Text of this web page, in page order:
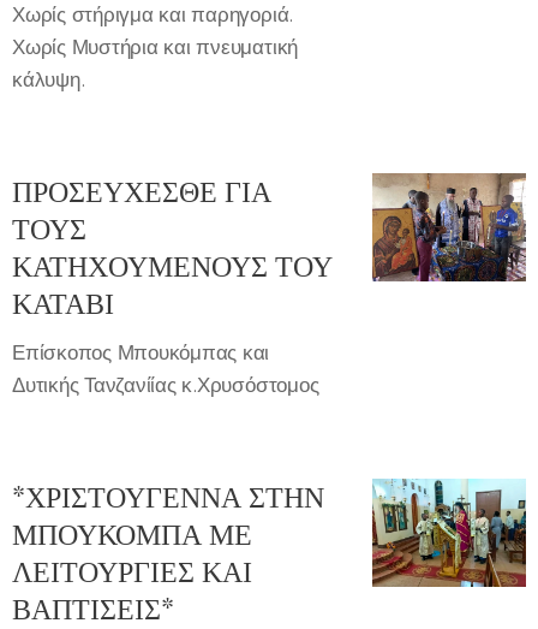
Χωρίς στήριγμα και παρηγοριά.
Χωρίς Μυστήρια και πνευματική
κάλυψη.
ΠΡΟΣΕΥΧΕΣΘΕ ΓΙΑ
ΤΟΥΣ
ΚΑΤΗΧΟΥΜΕΝΟΥΣ ΤΟΥ
ΚΑΤΑΒΙ
Επίσκοπος Μπουκόμπας και
Δυτικής Τανζανίίας κ.Χρυσόστομος
*ΧΡΙΣΤΟΥΓΕΝΝΑ ΣΤΗΝ
ΜΠΟΥΚΟΜΠΑ ΜΕ
ΛΕΙΤΟΥΡΓΙΕΣ ΚΑΙ
ΒΑΠΤΙΣΕΙΣ*